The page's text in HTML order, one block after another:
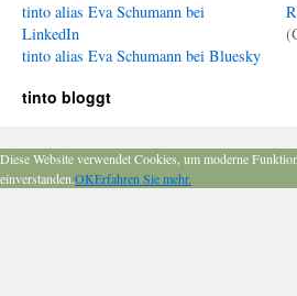
tinto alias Eva Schumann bei
LinkedIn
tinto alias Eva Schumann bei Bluesky
tinto bloggt
Diese Website verwendet Cookies, um moderne
einverstanden.OKErfahren Sie mehr.